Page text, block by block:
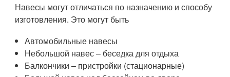
Навесы могут отличаться по назначению и способу
изготовления. Это могут быть
Автомобильные навесы
Небольшой навес – беседка для отдыха
Балкончики – пристройки (стационарные)